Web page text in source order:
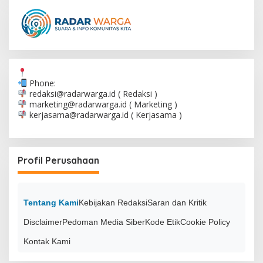
Phone:
redaksi@radarwarga.id ( Redaksi )
marketing@radarwarga.id ( Marketing )
kerjasama@radarwarga.id ( Kerjasama )
Profil Perusahaan
Tentang KamiKebijakan RedaksiSaran dan Kritik
DisclaimerPedoman Media SiberKode EtikCookie Policy
Kontak Kami